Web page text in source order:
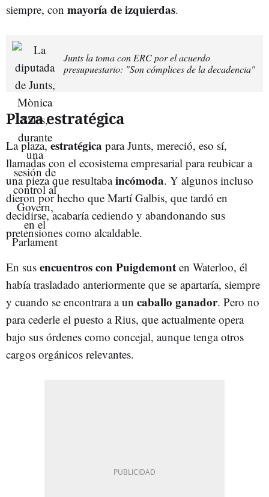
siempre, con mayoría de izquierdas.
Junts la toma con ERC por el acuerdo
presupuestario: "Son cómplices de la decadencia"
Plaza estratégica
La plaza,estratégica para Junts, mereció, eso sí,
llamadas con el ecosistema empresarial para reubicar a
una pieza que resultabaincómoda. Y algunos incluso
dieron por hecho que Martí Galbis, que tardó en
decidirse, acabaría cediendo y abandonando sus
pretensiones como alcaldable.
En sus encuentros con Puigdemont en Waterloo, él
había trasladado anteriormente que se apartaría, siempre
y cuando se encontrara a un caballo ganador. Pero no
para cederle el puesto a Rius, que actualmente opera
bajo sus órdenes como concejal, aunque tenga otros
cargos orgánicos relevantes.